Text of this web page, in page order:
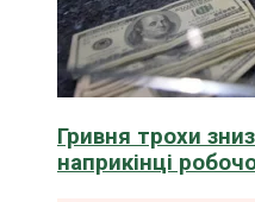
Гривня трохи
наприкінці